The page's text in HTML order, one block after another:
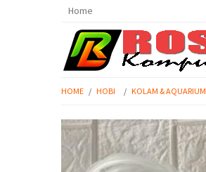
Home
HOME / HOBI / KOLAM & AQUARIUM